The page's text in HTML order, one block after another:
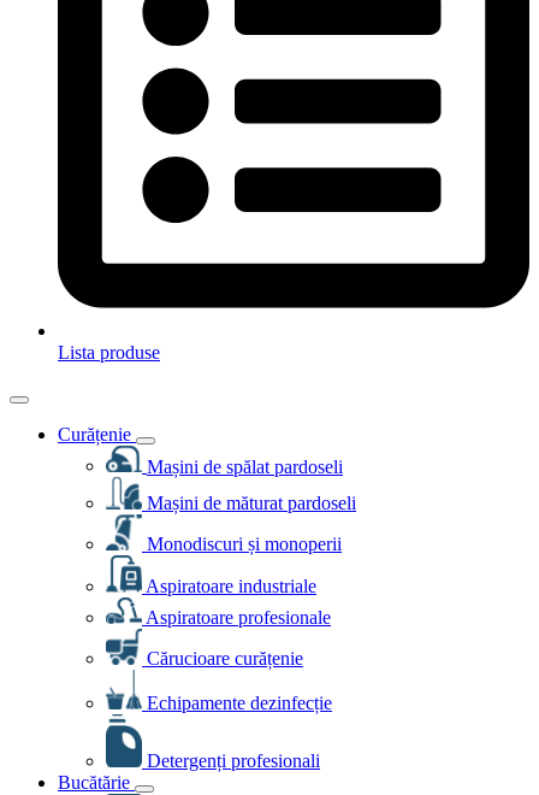
Lista produse
Curățenie
Mașini de spălat pardoseli
Mașini de măturat pardoseli
Monodiscuri și monoperii
Aspiratoare industriale
Aspiratoare profesionale
Cărucioare curățenie
Echipamente dezinfecție
Detergenți profesionali
Bucătărie